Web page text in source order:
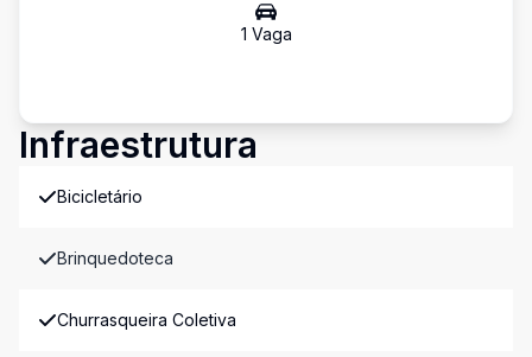
1 Vaga
Infraestrutura
Bicicletário
Brinquedoteca
Churrasqueira Coletiva